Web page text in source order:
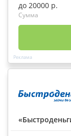
до 20000 р.
Сумма